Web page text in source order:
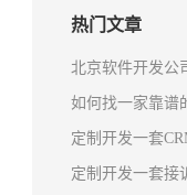
热门文章
北京软件开发公
如何找一家靠
定制开发一套
定制开发一套